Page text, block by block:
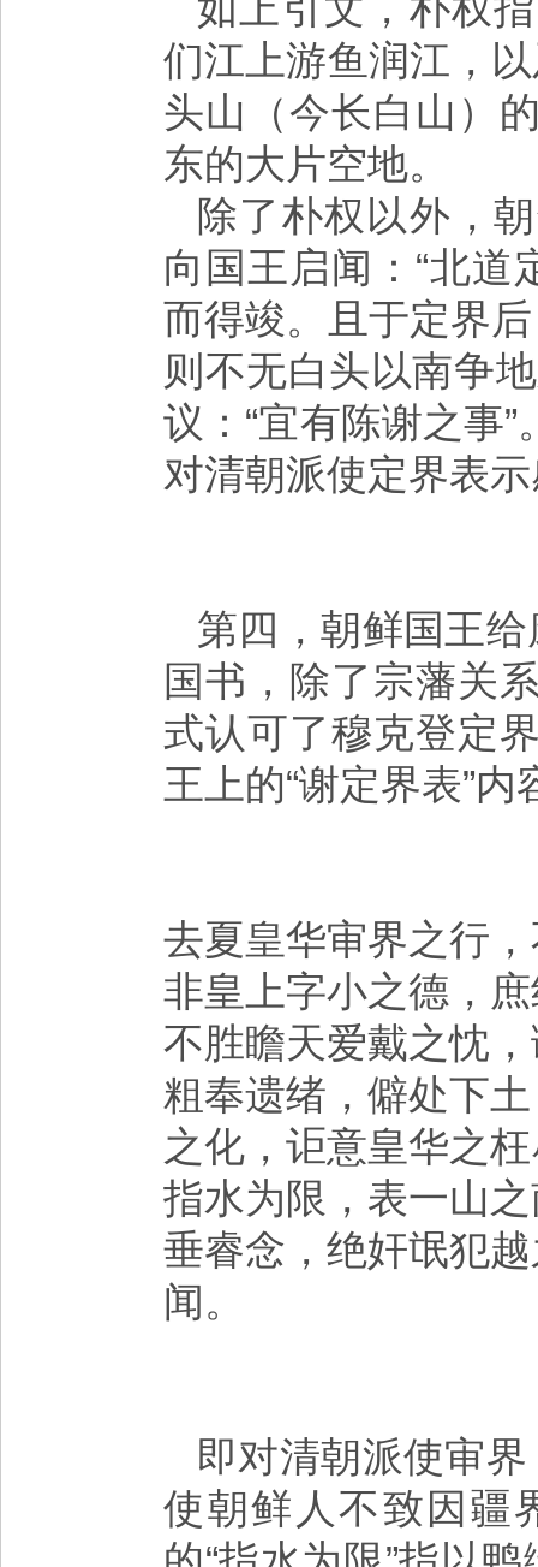
们江上游鱼润江，
头山（今长白山）
东的大片空地。
除了朴权以外，
向国王启闻：“北道
而得竣。且于定界
则不无白头以南争
议：“宜有陈谢之事
对清朝派使定界表
第四，朝鲜国王
国书，除了宗藩关
式认可了穆克登定
王上的“谢定界表”内
去夏皇华审界之行
非皇上字小之德，
不胜瞻天爱戴之忱
粗奉遗绪，僻处下
之化，讵意皇华之
指水为限，表一山
垂睿念，绝奸氓犯
闻。
即对清朝派使审
使朝鲜人不致因疆